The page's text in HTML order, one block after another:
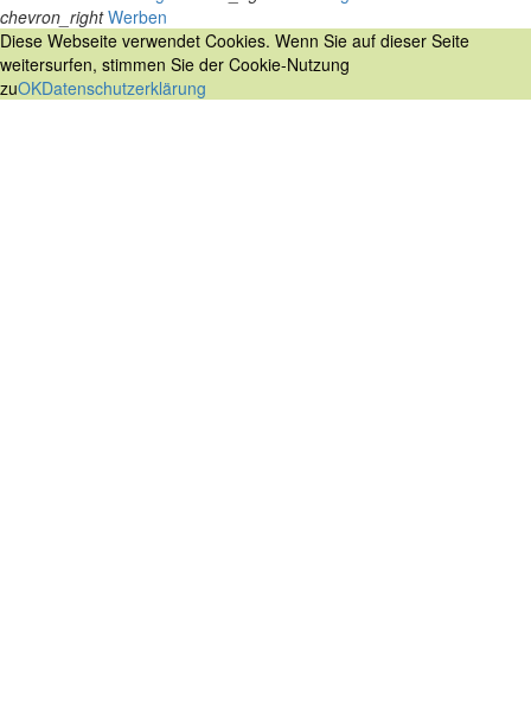
chevron_right Werben
Diese Webseite verwendet Cookies. Wenn Sie auf dieser Seite
weitersurfen, stimmen Sie der Cookie-Nutzung
zuOKDatenschutzerklärung